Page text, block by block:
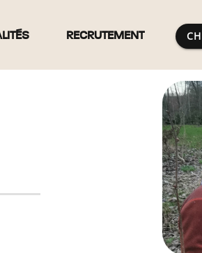
RECRUTEMENT